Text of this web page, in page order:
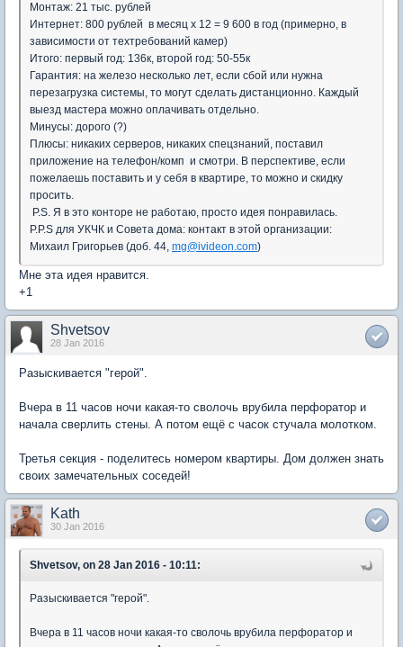
Монтаж: 21 тыс. рублей
Интернет: 800 рублей в месяц x 12 = 9 600 в год (примерно, в
зависимости от техтребований камер)
Итого: первый год: 136к, второй год: 50-55к
Гарантия: на железо несколько лет, если сбой или нужна
перезагрузка системы, то могут сделать дистанционно. Каждый
выезд мастера можно оплачивать отдельно.
Минусы: дорого (?)
Плюсы: никаких серверов, никаких спецзнаний, поставил
приложение на телефон/комп и смотри. В перспективе, если
пожелаешь поставить и у себя в квартире, то можно и скидку
просить.
P.S. Я в это конторе не работаю, просто идея понравилась.
P.P.S для УКЧК и Совета дома: контакт в этой организации:
Михаил Григорьев (доб. 44, mg@ivideon.com)
Мне эта идея нравится.
+1
Shvetsov
28 Jan 2016
Разыскивается "герой".
Вчера в 11 часов ночи какая-то сволочь врубила перфоратор и
начала сверлить стены. А потом ещё с часок стучала молотком.
Третья секция - поделитесь номером квартиры. Дом должен знать
своих замечательных соседей!
Kath
30 Jan 2016
Shvetsov, on 28 Jan 2016 - 10:11:
Разыскивается "герой".
Вчера в 11 часов ночи какая-то сволочь врубила перфоратор и